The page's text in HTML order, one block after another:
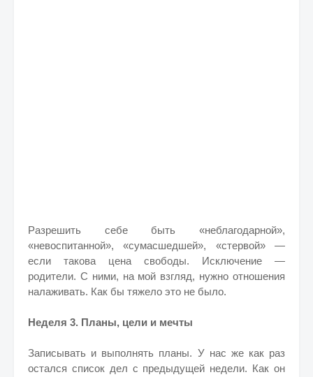
Разрешить себе быть «неблагодарной»,
«невоспитанной», «сумасшедшей», «стервой» —
если такова цена свободы. Исключение —
родители. С ними, на мой взгляд, нужно отношения
налаживать. Как бы тяжело это не было.
Неделя 3. Планы, цели и мечты
Записывать и выполнять планы. У нас же как раз
остался список дел с предыдущей недели. Как он